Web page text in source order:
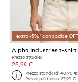
extra -5%* con codice OFF
Prezzo attuale:
25,99 €
Prezzo standard:40,90 €
Prezzo più basso:27,99 €